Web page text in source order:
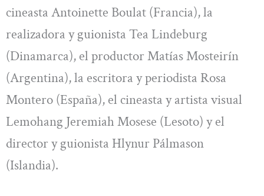
cineasta Antoinette Boulat (Francia), la
realizadora y guionista Tea Lindeburg
(Dinamarca), el productor Matías Mosteirín
(Argentina), la escritora y periodista Rosa
Montero (España), el cineasta y artista visual
Lemohang Jeremiah Mosese (Lesoto) y el
director y guionista Hlynur Pálmason
(Islandia).